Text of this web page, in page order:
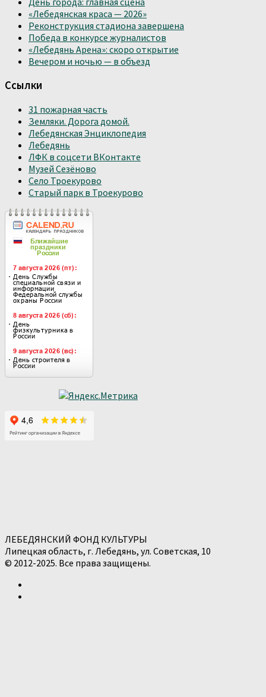
«Лебедянская краса — 2026»
Реконструкция стадиона завершена
Победа в конкурсе журналистов
«Лебедянь Арена»: скоро открытие
Вечером и ночью — в объезд
Ссылки
31 пожарная часть
Земляки. Дорога домой.
Лебедянская Энциклопедия
Лебедянь
ЛФК в соцсети ВКонтакте
Музей Сезёново
Село Троекурово
Старый парк в Троекурово
ЛЕБЕДЯНСКИЙ ФОНД КУЛЬТУРЫ
Липецкая область, г. Лебедянь, ул. Советская, 10
© 2012-2025. Все права защищены.